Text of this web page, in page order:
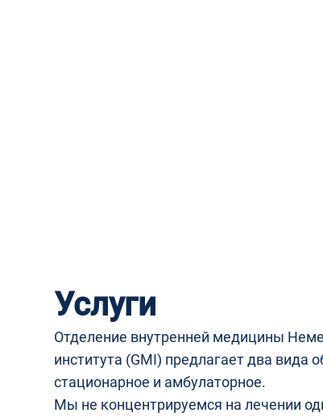
Услуги
Отделение внутренней медицины
института (GMI) предлагает два вида
стационарное и амбулаторное.
Мы не концентрируемся на лечении